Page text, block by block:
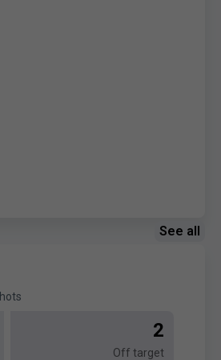
See all
2
Off target